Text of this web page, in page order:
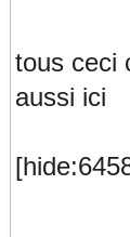
tous ceci
aussi ici